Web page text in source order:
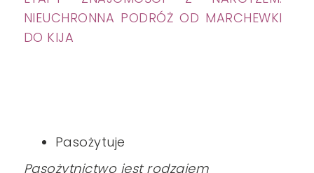
NIEUCHRONNA PODRÓŻ OD MARCHEWKI
DO KIJA
Pasożytuje
Pasożytnictwo jest rodzajem